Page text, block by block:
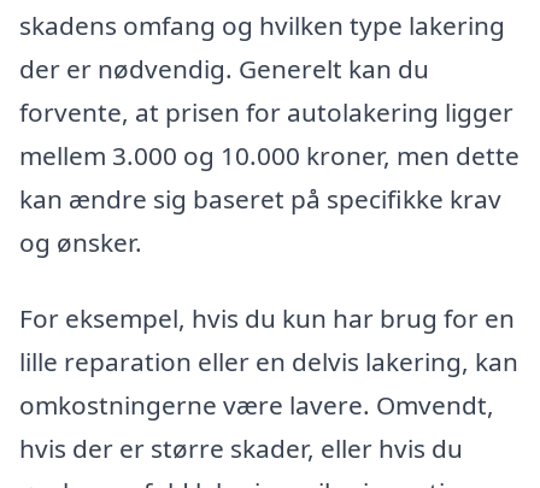
skadens omfang og hvilken type lakering
der er nødvendig. Generelt kan du
forvente, at prisen for autolakering ligger
mellem 3.000 og 10.000 kroner, men dette
kan ændre sig baseret på specifikke krav
og ønsker.
For eksempel, hvis du kun har brug for en
lille reparation eller en delvis lakering, kan
omkostningerne være lavere. Omvendt,
hvis der er større skader, eller hvis du